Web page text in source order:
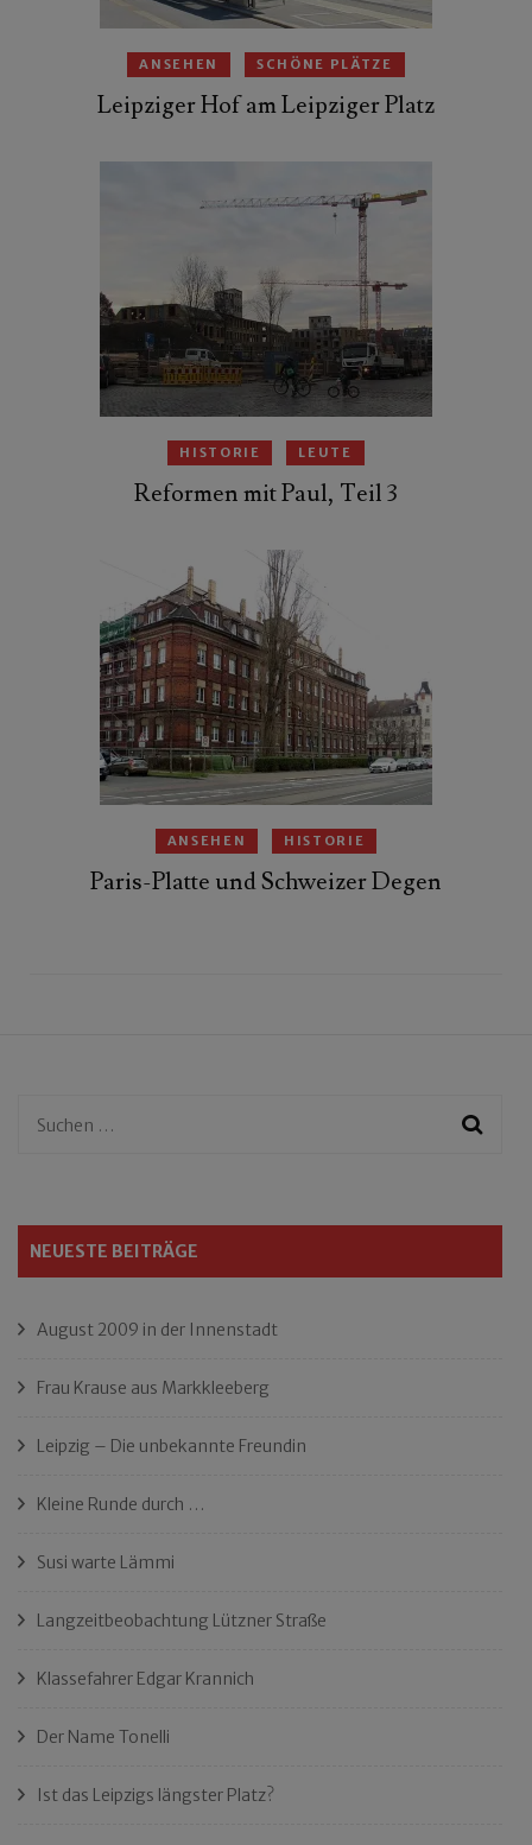
ANSEHEN SCHÖNE PLÄTZE
Leipziger Hof am Leipziger Platz
HISTORIE LEUTE
Reformen mit Paul, Teil 3
ANSEHEN HISTORIE
Paris-Platte und Schweizer Degen
Suchen
NEUESTE BEITRÄGE
August 2009 in der Innenstadt
Frau Krause aus Markkleeberg
Leipzig – Die unbekannte Freundin
Kleine Runde durch …
Susi warte Lämmi
Langzeitbeobachtung Lützner Straße
Klassefahrer Edgar Krannich
Der Name Tonelli
Ist das Leipzigs längster Platz?